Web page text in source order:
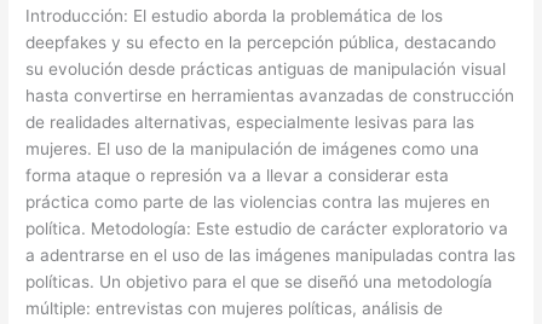
Introducción: El estudio aborda la problemática de los
deepfakes y su efecto en la percepción pública, destacando
su evolución desde prácticas antiguas de manipulación visual
hasta convertirse en herramientas avanzadas de construcción
de realidades alternativas, especialmente lesivas para las
mujeres. El uso de la manipulación de imágenes como una
forma ataque o represión va a llevar a considerar esta
práctica como parte de las violencias contra las mujeres en
política. Metodología: Este estudio de carácter exploratorio va
a adentrarse en el uso de las imágenes manipuladas contra las
políticas. Un objetivo para el que se diseñó una metodología
múltiple: entrevistas con mujeres políticas, análisis de